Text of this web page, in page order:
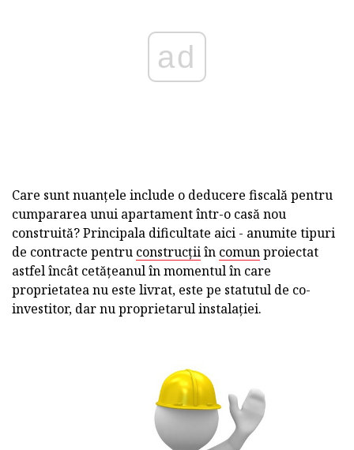
ad
Care sunt nuanțele include o deducere fiscală pentru
cumpararea unui apartament într-o casă nou
construită? Principala dificultate aici - anumite tipuri
de contracte pentru construcțiiîn comunproiectat
astfel încât cetățeanul în momentul în care
proprietatea nu este livrat, este pe statutul de co-
investitor, dar nu proprietarul instalației.